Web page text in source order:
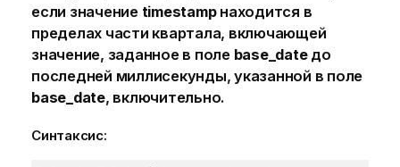
если значение timestampнаходится в
пределах части квартала, включающей
значение, заданное в поле base_dateдо
последней миллисекунды, указанной в поле
base_date, включительно.
Синтаксис: